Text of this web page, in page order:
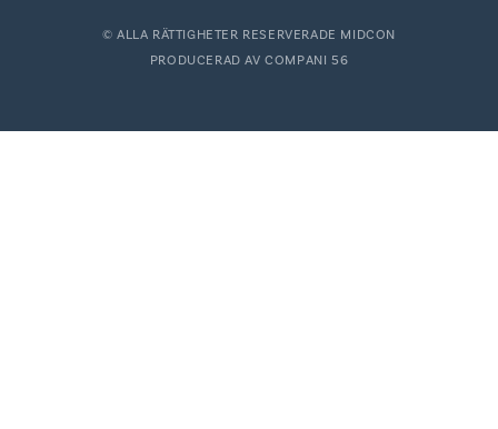
© ALLA RÄTTIGHETER RESERVERADE MIDCON
PRODUCERAD AVCOMPANI 56